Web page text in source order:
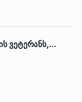
ვეტერანს,…